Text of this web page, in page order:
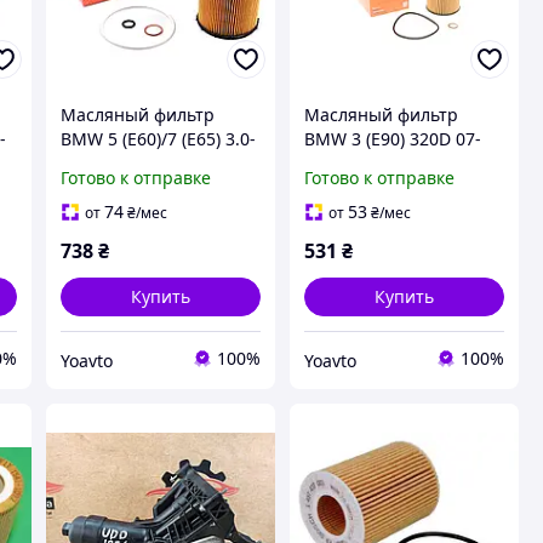
Масляный фильтр
BMW 5 (E60)/7 (E65) 3.0-
Готово к отправке
от74 ₴/мес
738 ₴
Купить
Yoavto 100%
Масляный фильтр
BMW 3 (E90) 320D 07-
Готово к отправке
от53₴/мес
531 ₴
Купить
Yoavto 100%